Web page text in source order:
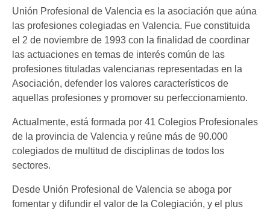
Unión Profesional de Valencia es la asociación que aúna
las profesiones colegiadas en Valencia. Fue constituida
el 2 de noviembre de 1993 con la finalidad de coordinar
las actuaciones en temas de interés común de las
profesiones tituladas valencianas representadas en la
Asociación, defender los valores característicos de
aquellas profesiones y promover su perfeccionamiento.
Actualmente, está formada por 41 Colegios Profesionales
de la provincia de Valencia y reúne más de 90.000
colegiados de multitud de disciplinas de todos los
sectores.
Desde Unión Profesional de Valencia se aboga por
fomentar y difundir el valor de la Colegiación, y el plus